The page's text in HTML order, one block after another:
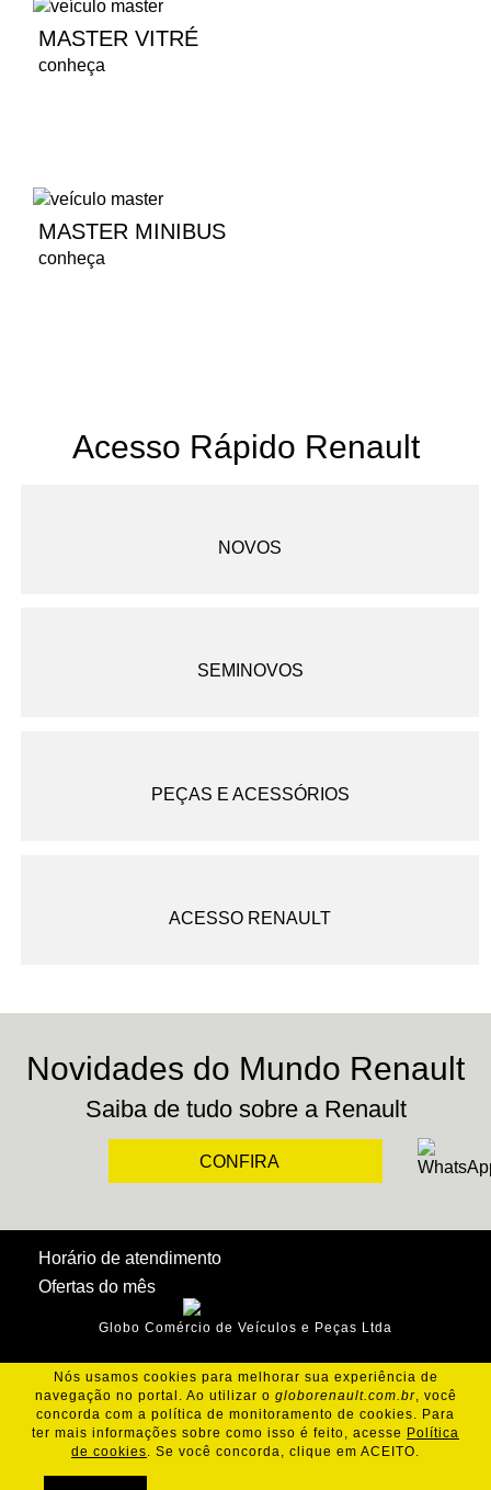
MASTER VITRÉ
conheça
MASTER MINIBUS
conheça
Acesso Rápido Renault
NOVOS
SEMINOVOS
PEÇAS E ACESSÓRIOS
ACESSO RENAULT
Novidades do Mundo Renault
Saiba de tudo sobre a Renault
CONFIRA
Horário de atendimento
Ofertas do mês
Globo Comércio de Veículos e Peças Ltda
Nós usamos cookies para melhorar sua experiência de
navegação no portal. Ao utilizar o globorenault.com.br, você
concorda com a política de monitoramento de cookies. Para
ter mais informações sobre como isso é feito, acesse Política
de cookies. Se você concorda, clique em ACEITO.